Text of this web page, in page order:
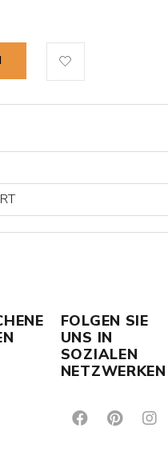
FOLGEN SIE
UNS IN
SOZIALEN
NETZWERKEN